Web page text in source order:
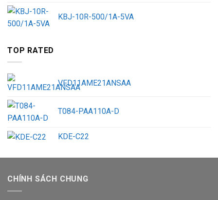
KBJ-10R-500/1A-5VA
TOP RATED
VFD11AME21ANSAA
T084-PAA110A-D
KDE-C22
CHÍNH SÁCH CHUNG